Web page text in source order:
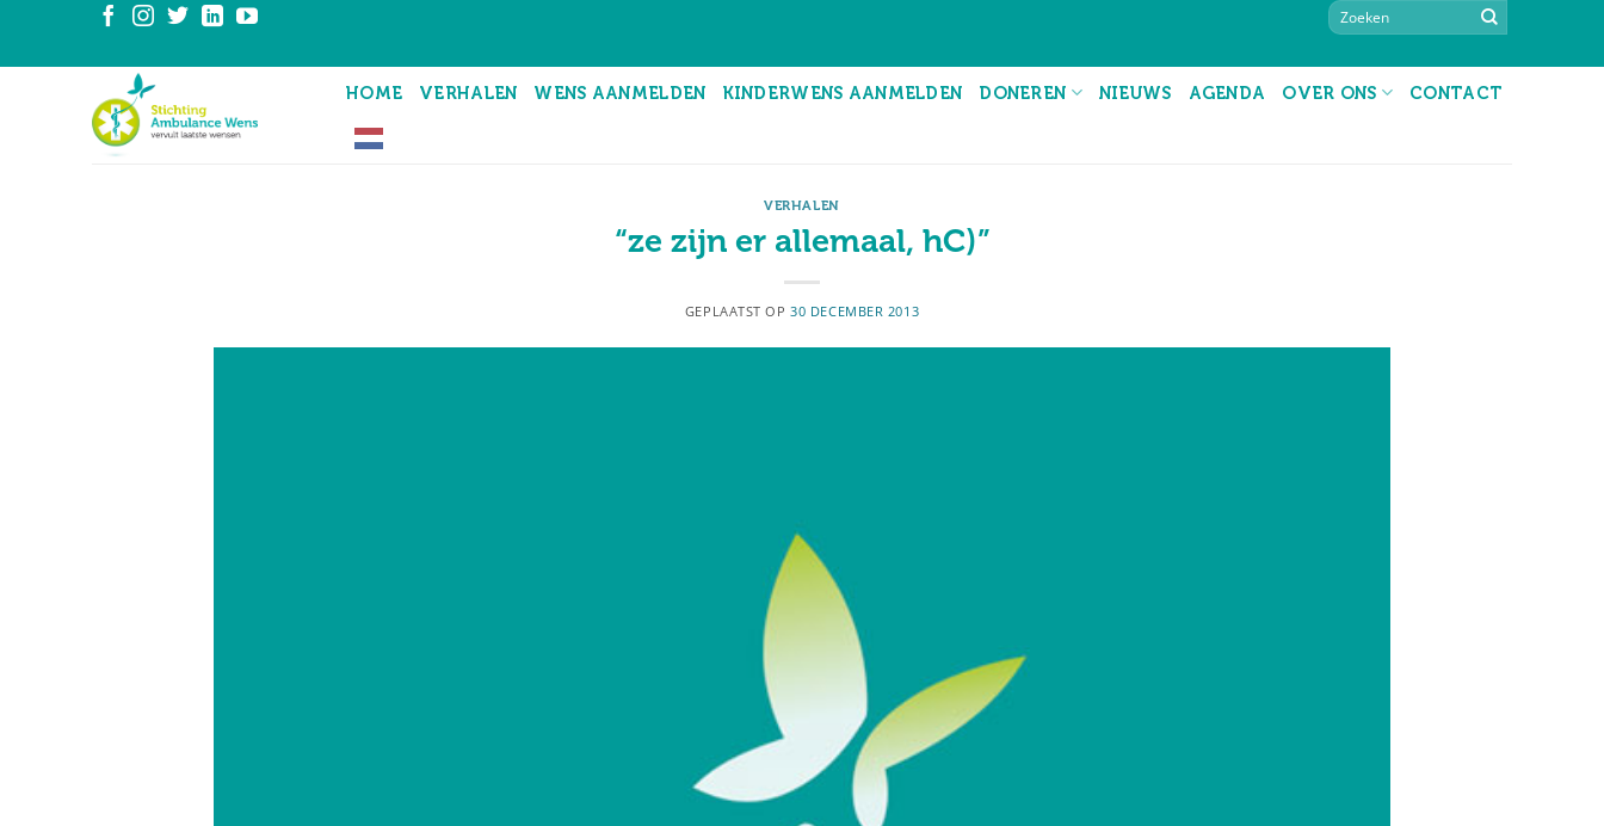
inhoud
HOME VERHALEN WENS AANMELDEN KINDERWENS AANMELDEN DONEREN NIEUWS AGENDA OVER ONS CONTACT
VERHALEN
“ze zijn er allemaal, hC)”
GEPLAATST OP30 DECEMBER 2013